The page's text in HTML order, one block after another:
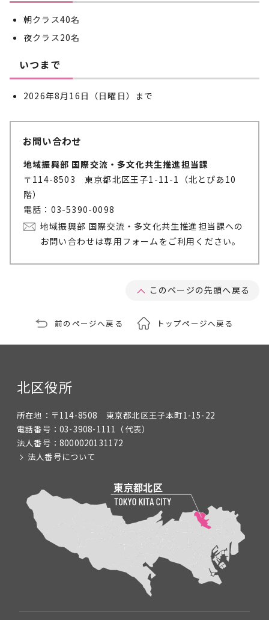
朝クラス40名
夜クラス20名
いつまで
2026年8月16日（日曜日）まで
お問い合わせ
地域振興部 国際交流・多文化共生推進担当課
〒114-8503 東京都北区王子1-11-1（北とぴあ10
階）
電話：03-5390-0098
地域振興部 国際交流・多文化共生推進担当課への
お問い合わせは専用フォームをご利用ください。
このページの先頭へ戻る
前のページへ戻る トップページへ戻る
北区役所
所在地： 〒114-8508 東京都北区王子本町1-15-22
電話番号： 03-3908-1111 （代表）
法人番号： 8000020131172
法人番号について